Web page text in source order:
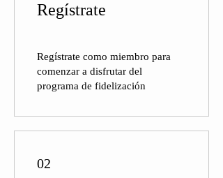
Regístrate
Regístrate como miembro para
comenzar a disfrutar del
programa de fidelización
02